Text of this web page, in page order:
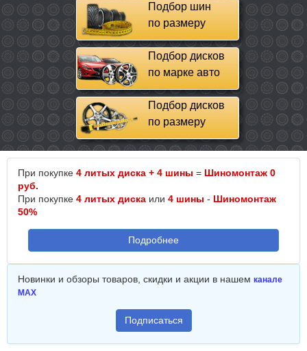
Подбор шин
по размеру
Подбор дисков
по марке авто
Подбор дисков
по размеру
При покупке 4 литых диска + 4 шины = Шиномонтаж 0
руб.
При покупке 4 литых диска или 4 шины - Шиномонтаж
50%
Подробнее
Новинки и обзоры товаров, скидки и акции в нашем канале
MAX
Подписаться